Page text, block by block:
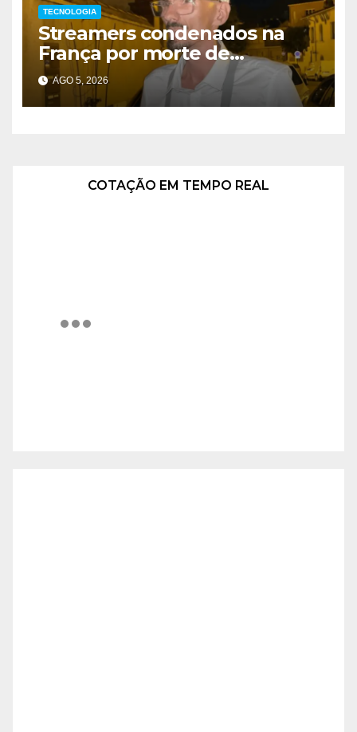
TECNOLOGIA
Streamers condenados na
França por morte de
influenciador
AGO 5, 2026
COTAÇÃO EM TEMPO REAL